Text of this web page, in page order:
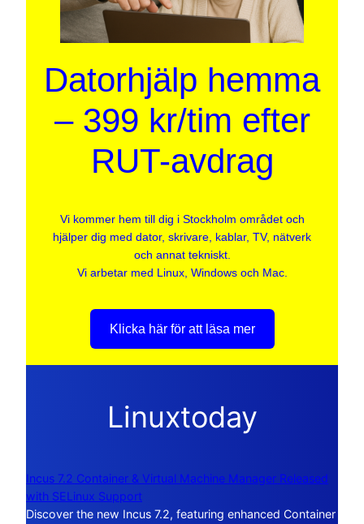
Datorhjälp hemma
– 399 kr/tim efter
RUT-avdrag
Vi kommer hem till dig i Stockholm området och
hjälper dig med dator, skrivare, kablar, TV, nätverk
och annat tekniskt.
Vi arbetar med Linux, Windows och Mac.
Klicka här för att läsa mer
Linuxtoday
Incus 7.2 Container & Virtual Machine Manager Released
with SELinux Support
Discover the new Incus 7.2, featuring enhanced Container